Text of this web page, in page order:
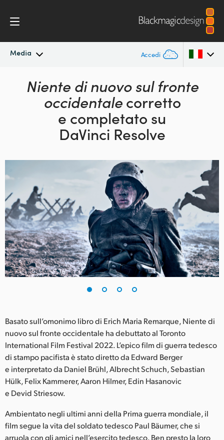
Media Accedi
In primo piano
Immagini per i media
Argentina
Australia
China
Denmark
Finland
France
Germany
India
Italia
Japan
Korea
Malaysia
Niente di nuovo sul fronte
occidentale corretto
e completato su
DaVinci Resolve
Basato sull’omonimo libro di Erich Maria Remarque, Niente di
nuovo sul fronte occidentale ha debuttato al Toronto
International Film Festival 2022. L’epico film di guerra tedesco
di stampo pacifista è stato diretto da Edward Berger
e interpretato da Daniel Brühl, Albrecht Schuch, Sebastian
Hülk, Felix Kammerer, Aaron Hilmer, Edin Hasanovic
e Devid Striesow.
Ambientato negli ultimi anni della Prima guerra mondiale, il
film segue la vita del soldato tedesco Paul Bäumer, che si
arruola con gli amici nell’esercito tedesco. Ben presto la loro